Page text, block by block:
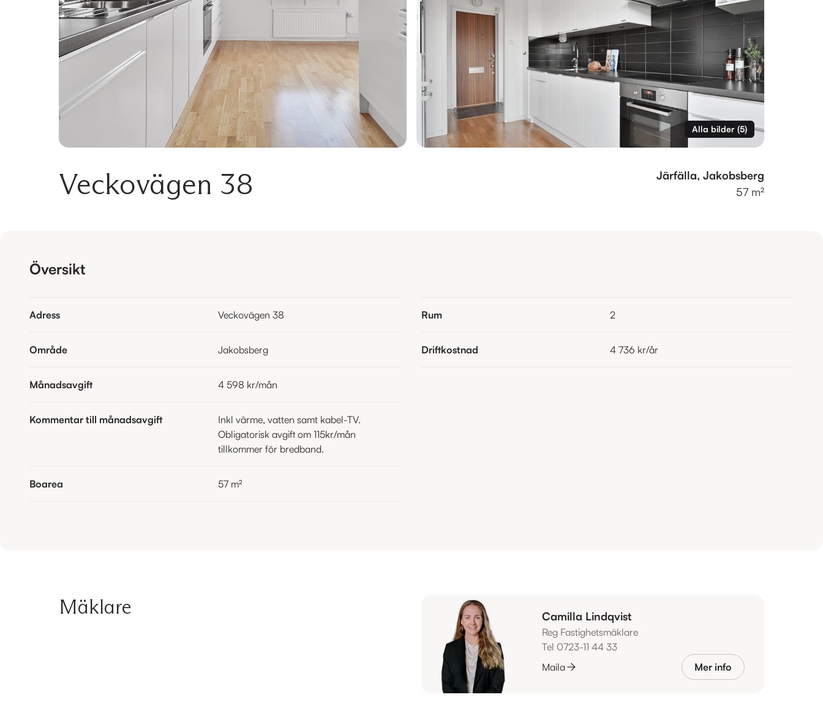
Alla bilder(5)
Veckovägen 38
Järfälla, Jakobsberg
57 m²
Översikt
Adress Veckovägen 38
Område Jakobsberg
Månadsavgift 4 598 kr/mån
Kommentar till månadsavgift
Inkl värme, vatten samt kabel-TV.
Obligatorisk avgift om 115kr/mån
tillkommer för bredband.
Boarea 57 m²
Rum 2
Driftkostnad 4 736 kr/år
Mäklare Camilla Lindqvist
Reg Fastighetsmäklare
Tel 0723-11 44 33
Maila
Mer info